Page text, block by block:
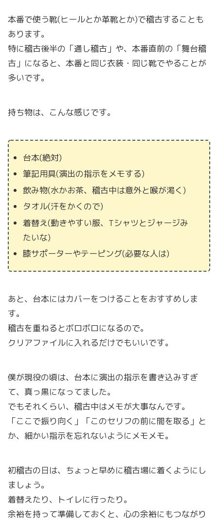
本番で使う靴(ヒールとか革靴とか)で稽古することも
あります。
特に稽古後半の「通し稽古」や、本番直前の「舞台稽
古」になると、本番と同じ衣装・同じ靴でやることが
多いです。
持ち物は、こんな感じです。
台本(絶対)
筆記用具(演出の指示をメモする)
飲み物(水かお茶、稽古中は意外と喉が渇く)
タオル(汗をかくので)
着替え(動きやすい服、Tシャツとジャージみ
たいな)
膝サポーターやテーピング(必要な人は)
あと、台本にはカバーをつけることをおすすめしま
す。
稽古を重ねるとボロボロになるので。
クリアファイルに入れるだけでもいいです。
僕が現役の頃は、台本に演出の指示を書き込みすぎ
て、真っ黒になってました。
でもそれくらい、稽古中はメモが大事なんです。
「ここで振り向く」「このセリフの前に間を取る」と
か、細かい指示を忘れないようにメモメモ。
初稽古の日は、ちょっと早めに稽古場に着くようにし
ましょう。
着替えたり、トイレに行ったり。
余裕を持って準備しておくと、心の余裕にもつながり